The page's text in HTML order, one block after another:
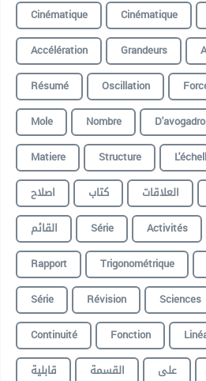
Cinématique
Cinématique
Accélération
Grandeurs
Résumé
Oscillation
Mole
Nombre D'avogadro
Matiere
Structure
اصلاح
كتاب العلاقات
القائم
Série Activités
Rapport
Trigonométrique
Série
Révision Sciences
Continuité
Fonction
قابلية
القسمة على